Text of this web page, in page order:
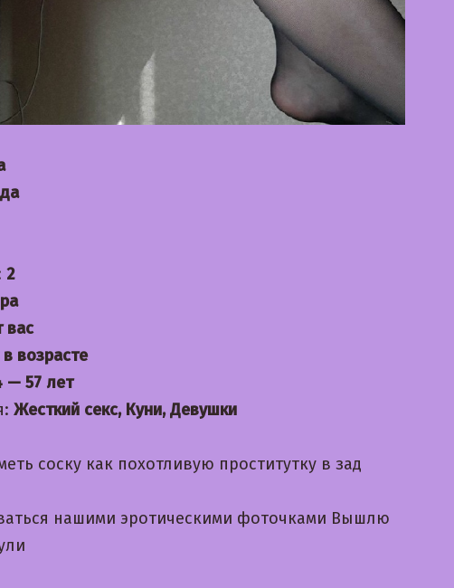
2
вас
возрасте
— 57 лет
Жесткий секс, Куни, Девушки
соску как похотливую проститутку в зад
нашими эротическими фоточками Вышлю